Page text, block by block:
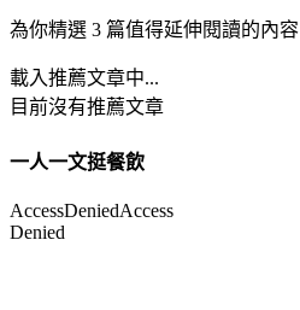
為你精選 3 篇值得延伸閱讀的內容
載入推薦文章中...
目前沒有推薦文章
一人一文挺餐飲